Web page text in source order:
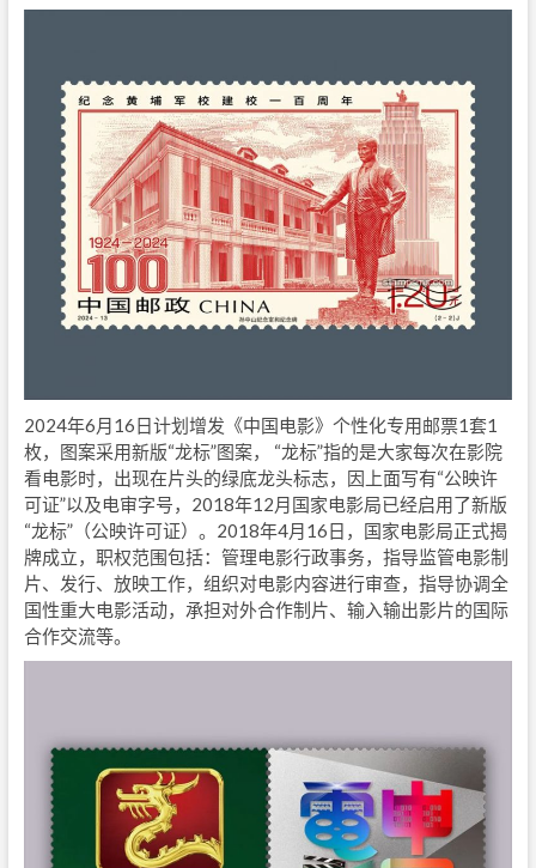
2024年6月16日计划增发《中国电影》个性化专用邮票1套1
枚，图案采用新版“龙标”图案， “龙标”指的是大家每次在影院
看电影时，出现在片头的绿底龙头标志，因上面写有“公映许
可证”以及电审字号，2018年12月国家电影局已经启用了新版
“龙标”（公映许可证）。2018年4月16日，国家电影局正式揭
牌成立，职权范围包括：管理电影行政事务，指导监管电影制
片、发行、放映工作，组织对电影内容进行审查，指导协调全
国性重大电影活动，承担对外合作制片、输入输出影片的国际
合作交流等。